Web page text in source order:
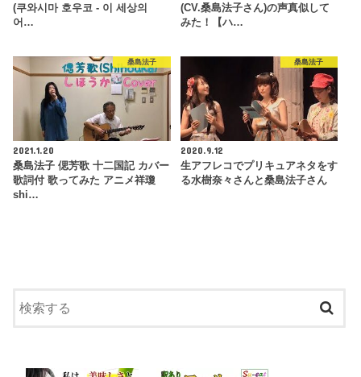
(쿠와시마 호우코 - 이 세상의
어…
(CV.桑島法子さん)の声真似して
みた！【ハ…
桑島法子
2021.1.20
桑島法子 偲芳歌 十二国記 カバー
歌詞付 歌ってみた アニメ祥瓊
shi…
桑島法子
2020.9.12
生アフレコでプリキュアネタをす
る水樹奈々さんと桑島法子さん